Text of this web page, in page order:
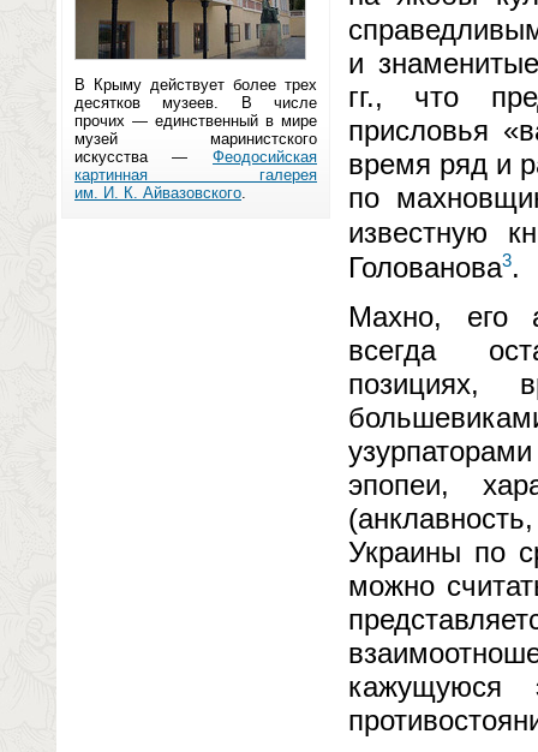
В Крыму действует более трех
десятков музеев. В числе
прочих — единственный в мире
музей маринистского
искусства — Феодосийская
картинная галерея
им. И. К. Айвазовского.
и
гг., что
присловья
время ряд и
по
известную
Голованова3.
Махно, его
всегда
позициях,
эпопеи,
Украины по
можно
кажущуюся